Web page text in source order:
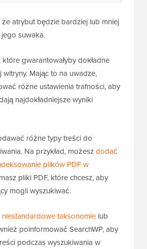
atrybut będzie bardziej lub mniej
suwaka.
gwarantowałyby dokładne
Mając to na uwadze,
różne ustawienia trafności, aby
najdokładniejsze wyniki
różne typy treści do
Na przykład, możeszdodać
plików PDF w
pliki PDF, które chcesz, aby
mogli wyszukiwać.
niestandardowe taksonomie lub
poinformować SearchWP, aby
podczas wyszukiwania w